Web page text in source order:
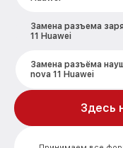
Замена разъема
11 Huawei
Замена разъёма
nova 11 Huawei
Замена элемента
Здесь